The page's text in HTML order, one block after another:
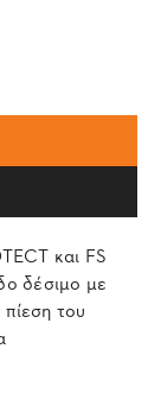
και FS
δέσιμο με
του